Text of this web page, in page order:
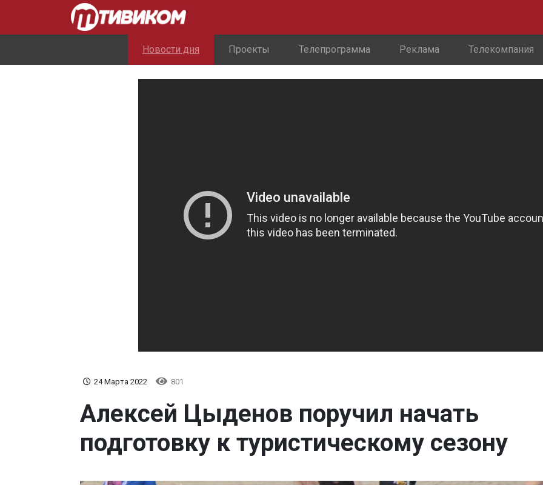
Новости дня Проекты Телепрограмма Реклама Телекомпания
24 Марта 2022 801
Алексей Цыденов поручил начать
подготовку к туристическому сезону